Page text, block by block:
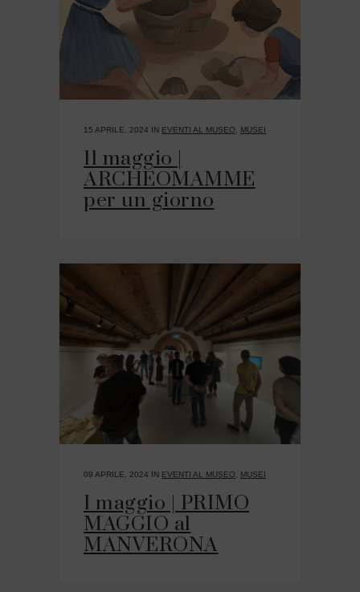
15 APRILE, 2024 IN EVENTI AL MUSEO MUSEI
11 maggio |
ARCHEOMAMME
per un giorno
09 APRILE, 2024 IN EVENTI AL MUSEO MUSEI
1 maggio | PRIMO
MAGGIO al
MANVERONA